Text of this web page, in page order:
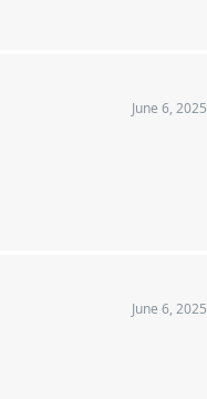
June 6, 2025
June 6, 2025